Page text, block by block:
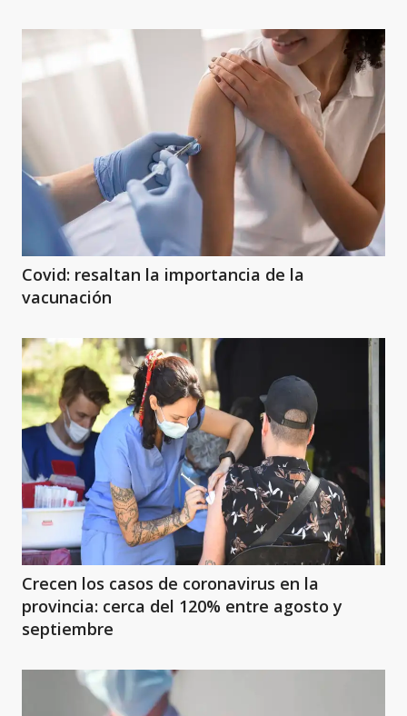
Covid: resaltan la importancia de la
vacunación
Crecen los casos de coronavirus en la
provincia: cerca del 120% entre agosto y
septiembre